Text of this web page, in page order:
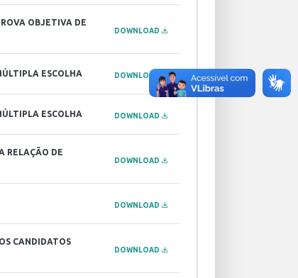
OBJETIVA DE
DOWNLOAD
ESCOLHA DOWNLOAD
ESCOLHA DOWNLOAD
RELAÇÃO DE
DOWNLOAD
DOWNLOAD
CANDIDATOS
DOWNLOAD